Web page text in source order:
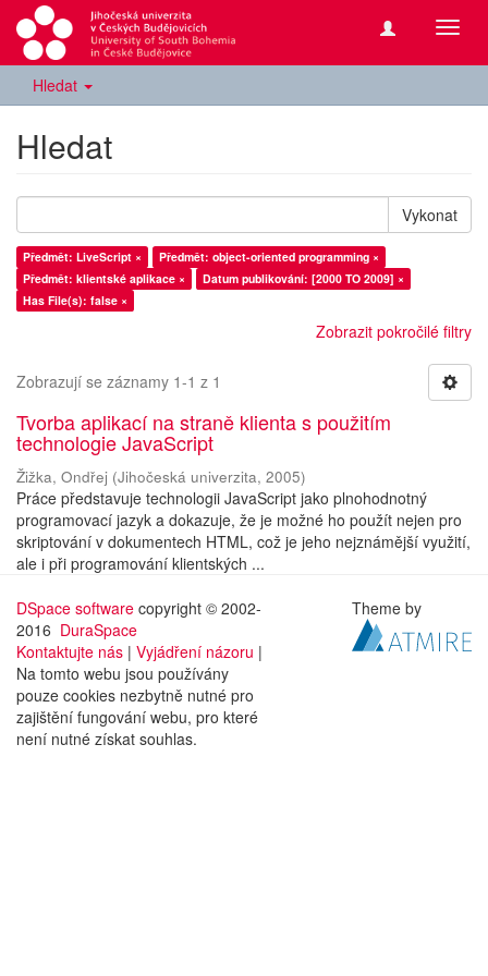
Hledat
Hledat
Vykonat
Předmět: LiveScript ×
Předmět: object-oriented programming ×
Předmět: klientské aplikace ×
Datum publikování: [2000 TO 2009] ×
Has File(s): false ×
Zobrazit pokročilé filtry
Zobrazují se záznamy 1-1 z 1
Tvorba aplikací na straně klienta s použitím
technologie JavaScript
Žižka, Ondřej (Jihočeská univerzita, 2005)
Práce představuje technologii JavaScript jako plnohodnotný
programovací jazyk a dokazuje, že je možné ho použít nejen pro
skriptování v dokumentech HTML, což je jeho nejznámější využití,
ale i při programování klientských ...
DSpace software copyright © 2002-
2016 DuraSpace
Kontaktujte nás | Vyjádření názoru |
Na tomto webu jsou používány
pouze cookies nezbytně nutné pro
zajištění fungování webu, pro které
není nutné získat souhlas.
Theme by